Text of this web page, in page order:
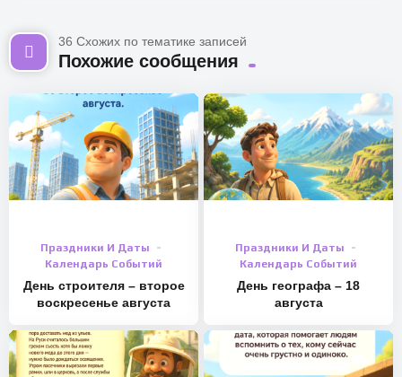
36 Схожих по тематике записей
Похожие сообщения
Праздники И Даты
Календарь Событий
День строителя – второе
воскресенье августа
Праздники И Даты
Календарь Событий
День географа – 18
августа